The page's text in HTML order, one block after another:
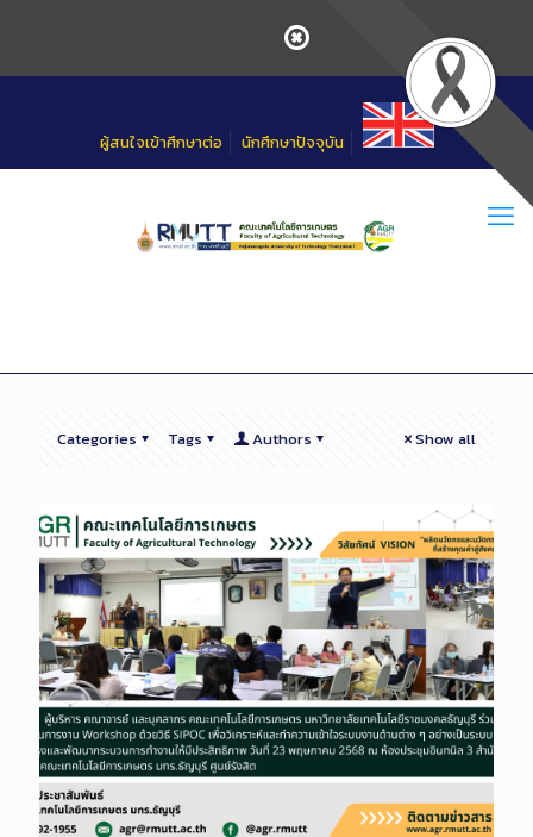
ผู้สนใจเข้าศึกษาต่อ นักศึกษาปัจจุบัน
Categories Tags Authors Show all